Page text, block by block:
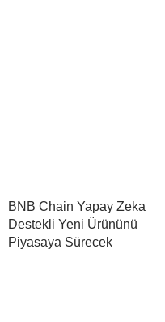
BNB Chain Yapay Zeka
Destekli Yeni Ürününü
Piyasaya Sürecek